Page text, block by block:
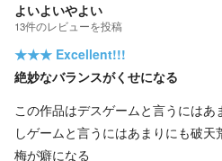
よいよいやよい
13件のレビューを投稿
★★★ Excellent!!!
絶妙なバランスがくせになる
この作品はデスゲームと言うには
しゲームと言うにはあまりにも破
梅が癖になる